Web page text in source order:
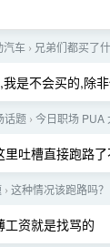
汽车 › 兄弟们都买了
是不会买的,除
话题 › 今日职场 PUA
吐槽直接跑路了
› 这种情况该跑路吗？
工资就是找骂的